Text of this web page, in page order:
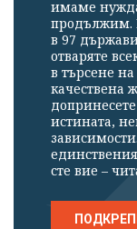
имаме
продължим.
в 97
отваряте
в търсене
качествена
истината,
сте вие –